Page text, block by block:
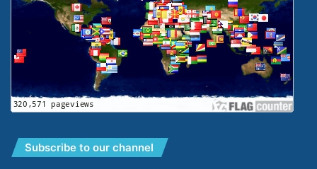
Subscribe to our channel